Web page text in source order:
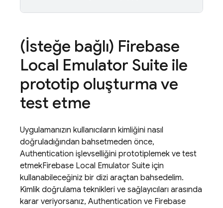
(İsteğe bağlı) Firebase
Local Emulator Suite ile
prototip oluşturma ve
test etme
Uygulamanızın kullanıcıların kimliğini nasıl
doğruladığından bahsetmeden önce,
Authentication işlevselliğini prototiplemek ve test
etmekFirebase Local Emulator Suite için
kullanabileceğiniz bir dizi araçtan bahsedelim.
Kimlik doğrulama teknikleri ve sağlayıcıları arasında
karar veriyorsanız, Authentication ve Firebase